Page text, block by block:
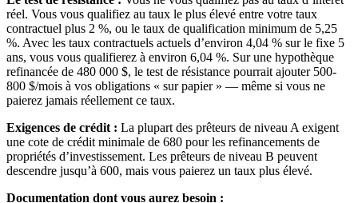
réel. Vous vous qualifiez au taux le plus élevé entre votre taux
contractuel plus 2 %, ou le taux de qualification minimum de 5,25
%. Avec les taux contractuels actuels d’environ 4,04 % sur le fixe 5
ans, vous vous qualifierez à environ 6,04 %. Sur une hypothèque
refinancée de 480 000 $, le test de résistance pourrait ajouter 500-
800 $/mois à vos obligations « sur papier » — même si vous ne
paierez jamais réellement ce taux.
Exigences de crédit : La plupart des prêteurs de niveau A exigent
une cote de crédit minimale de 680 pour les refinancements de
propriétés d’investissement. Les prêteurs de niveau B peuvent
descendre jusqu’à 600, mais vous paierez un taux plus élevé.
Documentation dont vous aurez besoin :